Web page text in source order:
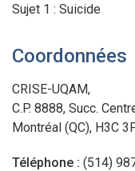
Sujet 1 : Suicide
Coordonnées
CRISE-UQAM,
C.P. 8888, Succ.
Montréal (QC), H3C
Téléphone : (514)